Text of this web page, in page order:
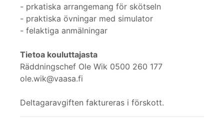
- prkatiska arrangemang för skötseln
- praktiska övningar med simulator
- felaktiga anmälningar
Tietoa kouluttajasta
Räddningschef Ole Wik 0500 260 177
ole.wik@vaasa.fi
Deltagaravgiften faktureras i förskott.